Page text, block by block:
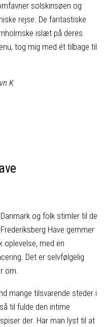
solskinsøen og
rejse. De fantastiske
islæt på deres
tog mig med ét tilbage til
K
og folk stimler til de
Have gemmer
oplevelse, med en
Det er selvfølgelig
om.
mange tilsvarende steder i
til fulde den intime
der. Har man lyst til at